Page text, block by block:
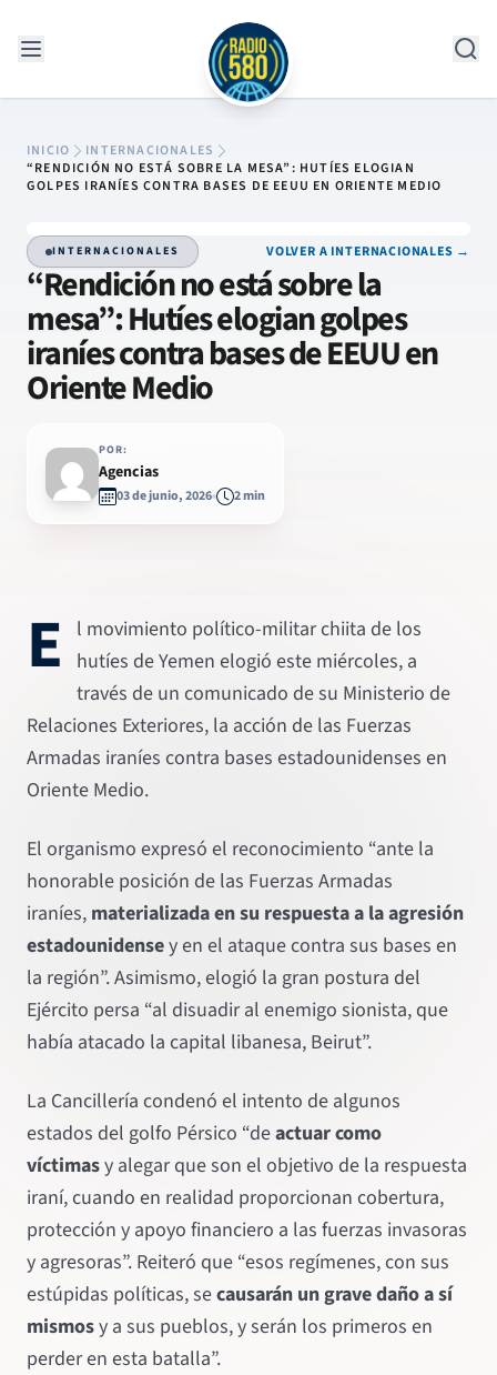
INICIO
INTERNACIONALES
“RENDICIÓN NO ESTÁ SOBRE LA MESA”: HUTÍES ELOGIAN
GOLPES IRANÍES CONTRA BASES DE EEUU EN ORIENTE MEDIO
INTERNACIONALES VOLVER A INTERNACIONALES →
“Rendición no está sobre la
mesa”: Hutíes elogian golpes
iraníes contra bases de EEUU en
Oriente Medio
POR:
Agencias
03 de junio, 2026 2 min
E
l movimiento político-militar chiita de los
hutíes de Yemen elogió este miércoles, a
través de un comunicado de su Ministerio de
Relaciones Exteriores, la acción de las Fuerzas
Armadas iraníes contra bases estadounidenses en
Oriente Medio.
El organismo expresó el reconocimiento “ante la
honorable posición de las Fuerzas Armadas
iraníes, materializada en su respuesta a la agresión
estadounidensey en el ataque contra sus bases en
la región”. Asimismo, elogió la gran postura del
Ejército persa “al disuadir al enemigo sionista, que
había atacado la capital libanesa, Beirut”.
La Cancillería condenó el intento de algunos
estados del golfo Pérsico “deactuar como
víctimasy alegar que son el objetivo de la respuesta
iraní, cuando en realidad proporcionan cobertura,
protección y apoyo financiero a las fuerzas invasoras
y agresoras”. Reiteró que “esos regímenes, con sus
estúpidas políticas, secausarán un grave daño a sí
mismosy a sus pueblos, y serán los primeros en
perder en esta batalla”.